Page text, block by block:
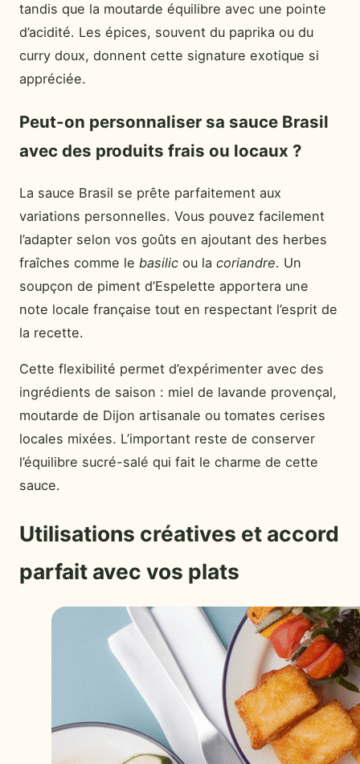
tandis que la moutarde équilibre avec une pointe
d’acidité. Les épices, souvent du paprika ou du
curry doux, donnent cette signature exotique si
appréciée.
Peut-on personnaliser sa sauce Brasil
avec des produits frais ou locaux ?
La sauce Brasil se prête parfaitement aux
variations personnelles. Vous pouvez facilement
l’adapter selon vos goûts en ajoutant des herbes
fraîches comme le basilic ou la coriandre. Un
soupçon de piment d’Espelette apportera une
note locale française tout en respectant l’esprit de
la recette.
Cette flexibilité permet d’expérimenter avec des
ingrédients de saison : miel de lavande provençal,
moutarde de Dijon artisanale ou tomates cerises
locales mixées. L’important reste de conserver
l’équilibre sucré-salé qui fait le charme de cette
sauce.
Utilisations créatives et accord
parfait avec vos plats